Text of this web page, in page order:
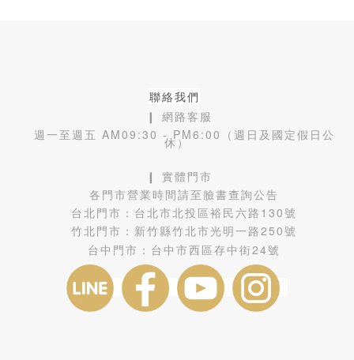
聯絡我們
❙ 網路客服
週一至週五 AM09:30 - PM6:00（週日及國定假日公
休）
❙ 實體門市
各門市營業時間請至臉書查詢公告
台北門市： 台北市北投區裕民六路130號
竹北門市： 新竹縣竹北市光明一路250號
台中門市： 台中市西區存中街24號